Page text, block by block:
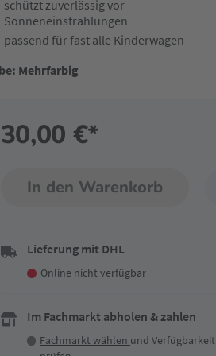
schützt zuverlässig vor
Sonneneinstrahlungen
passend für fast alle Kinderwagen
Mehrfarbig
30,00 €*
In den Warenkorb
Lieferung mit DHL
Online nicht verfügbar
Im Fachmarkt abholen & zahlen
Fachmarkt wählen und Verfügbarkeit